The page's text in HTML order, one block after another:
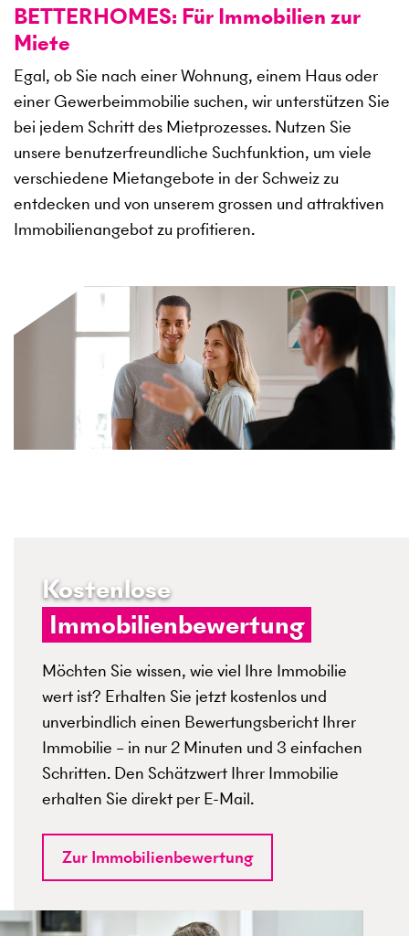
BETTERHOMES: Für Immobilien zur
Miete
Egal, ob Sie nach einer Wohnung, einem Haus oder
einer Gewerbeimmobilie suchen, wir unterstützen Sie
bei jedem Schritt des Mietprozesses. Nutzen Sie
unsere benutzerfreundliche Suchfunktion, um viele
verschiedene Mietangebote in der Schweiz zu
entdecken und von unserem grossen und attraktiven
Immobilienangebot zu profitieren.
Kostenlose
Immobilienbewertung
Möchten Sie wissen, wie viel Ihre Immobilie
wert ist? Erhalten Sie jetzt kostenlos und
unverbindlich einen Bewertungsbericht Ihrer
Immobilie – in nur 2 Minuten und 3 einfachen
Schritten. Den Schätzwert Ihrer Immobilie
erhalten Sie direkt per E-Mail.
Zur Immobilienbewertung